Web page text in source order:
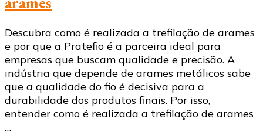
Descubra como é realizada a trefilação de arames
e por que a Pratefio é a parceira ideal para
empresas que buscam qualidade e precisão. A
indústria que depende de arames metálicos sabe
que a qualidade do fio é decisiva para a
durabilidade dos produtos finais. Por isso,
entender como é realizada a trefilação de arames
…